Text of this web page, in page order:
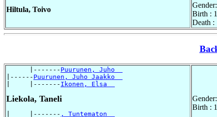
Hiltula, Toivo
Birth :
Death :
      |-------
Puurunen, Juho
|------ Puurunen, Juho Jaakko
|     |------- Ikonen, Elsa
Liekola, Taneli
|     |------- , Tuntematon
Birth :